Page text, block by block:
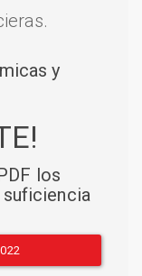
y
los
suficiencia